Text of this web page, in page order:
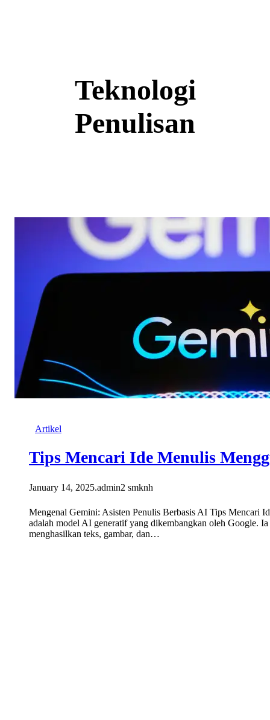
Teknologi
Penulisan
Artikel
Tips Mencari Ide Menulis
January 14, 2025.admin2 smknh
Mengenal Gemini: Asisten Penulis Berbasis AI Tips Mencari
adalah model AI generatif yang dikembangkan oleh Google.
menghasilkan teks, gambar, dan…